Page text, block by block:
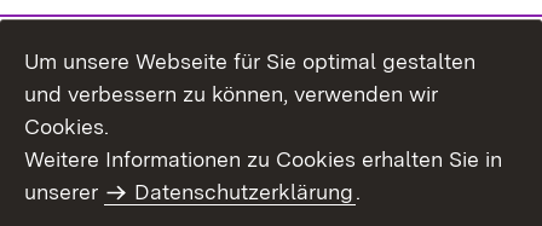
Um unsere Webseite für Sie optimal gestalten
und verbessern zu können, verwenden wir
Cookies.
Weitere Informationen zu Cookies erhalten Sie in
unserer
Datenschutzerklärung.